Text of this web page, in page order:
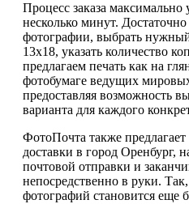
Процесс заказа
несколько минут. Достаточно
фотографии, выбрать
13х18, указать количество
предлагаем печать как на
фотобумаге ведущих
предоставляя возможность
варианта для каждого
ФотоПочта также
доставки в город Оренбург,
почтовой отправки и
непосредственно в руки.
фотографий становится еще